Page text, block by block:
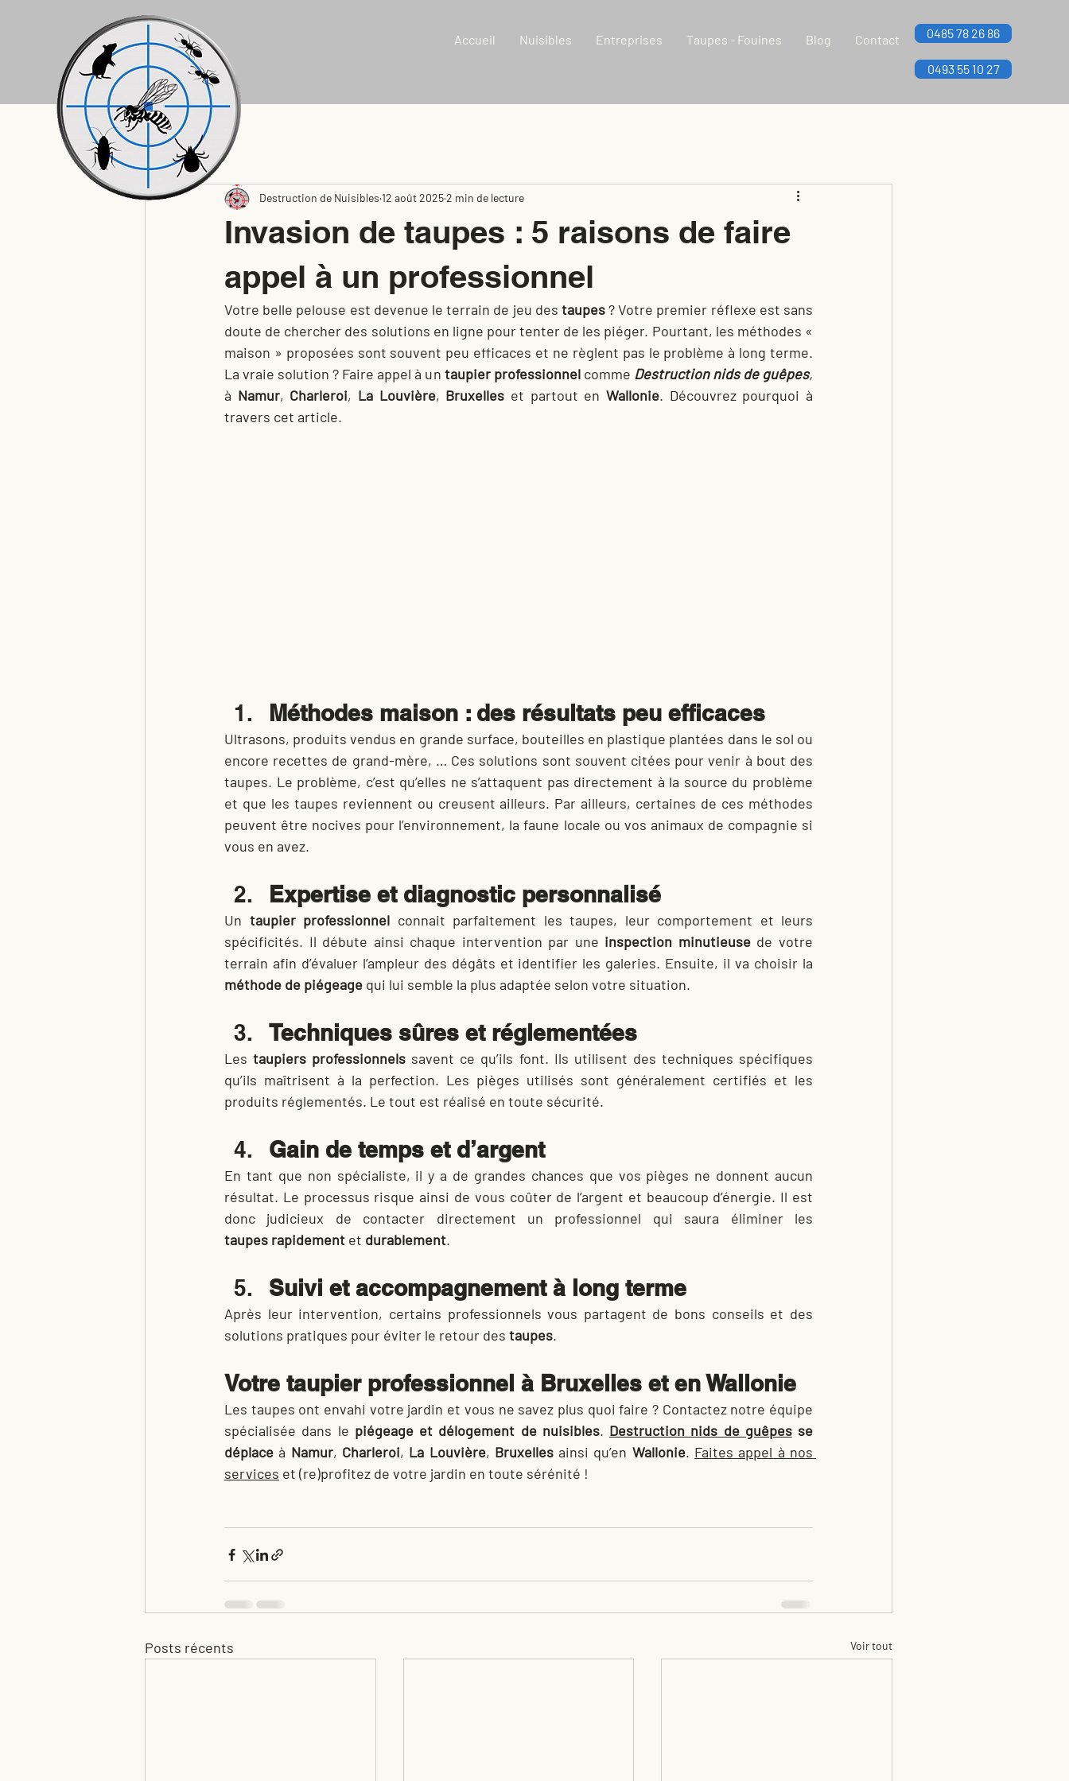
Accueil Nuisibles Entreprises Taupes - Fouines Blog Contact 0485 78 26 86
0493 55 10 27
All Posts
Invasion de taupes : 5 raisons de faire
appel à un professionnel
Destruction de Nuisibles 12 août 20252 min de lecture
Votre belle pelouse est devenue le terrain de jeu des taupes ? Votre premier réflexe est sans
doute de chercher des solutions en ligne pour tenter de les piéger. Pourtant, les méthodes «
maison » proposées sont souvent peu efficaces et ne règlent pas le problème à long terme.
La vraie solution ? Faire appel à un taupier professionnel comme Destruction nids de guêpes,
à Namur, Charleroi, La Louvière, Bruxelles et partout en Wallonie. Découvrez pourquoi à
travers cet article.
Méthodes maison : des résultats peu efficaces
Ultrasons, produits vendus en grande surface, bouteilles en plastique plantées dans le sol ou
encore recettes de grand-mère, … Ces solutions sont souvent citées pour venir à bout des
taupes. Le problème, c’est qu’elles ne s’attaquent pas directement à la source du problème
et que les taupes reviennent ou creusent ailleurs. Par ailleurs, certaines de ces méthodes
peuvent être nocives pour l’environnement, la faune locale ou vos animaux de compagnie si
vous en avez.
Expertise et diagnostic personnalisé
Un taupier professionnel connait parfaitement les taupes, leur comportement et leurs
spécificités. Il débute ainsi chaque intervention par une inspection minutieuse de votre
méthode de piégeage qui lui semble la plus adaptée selon votre situation.
Techniques sûres et réglementées
Les taupiers professionnels savent ce qu’ils font. Ils utilisent des techniques spécifiques
qu’ils maîtrisent à la perfection. Les pièges utilisés sont généralement certifiés et les
produits réglementés. Le tout est réalisé en toute sécurité.
Gain de temps et d’argent
En tant que non spécialiste, il y a de grandes chances que vos pièges ne donnent aucun
résultat. Le processus risque ainsi de vous coûter de l’argent et beaucoup d’énergie. Il est
taupes rapidement et durablement.
Suivi et accompagnement à long terme
Après leur intervention, certains professionnels vous partagent de bons conseils et des
solutions pratiques pour éviter le retour des taupes.
Votre taupier professionnel à Bruxelles et en Wallonie
Les taupes ont envahi votre jardin et vous ne savez plus quoi faire ? Contactez notre équipe
spécialisée dans le piégeage et délogement de nuisibles. Destruction nids de guêpes se
déplace à Namur, Charleroi, La Louvière, Bruxelles ainsi qu’en Wallonie. Faites appel à nos
services et (re)profitez de votre jardin en toute sérénité !
Posts récents Voir tout